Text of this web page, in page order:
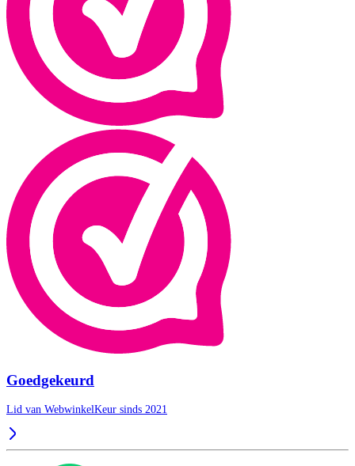
Goedgekeurd
Lid van WebwinkelKeur sinds 2021